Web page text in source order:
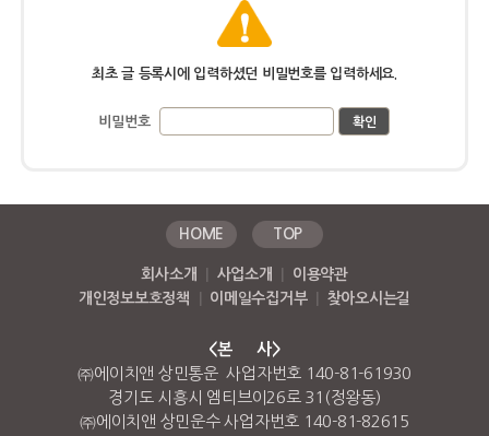
최초 글 등록시에 입력하셨던 비밀번호를 입력하세요.
비밀번호
HOME TOP
회사소개 사업소개
이용약관
개인정보보호정책
이메일수집거부 찾아오시는길
<본 사>
㈜에이치앤 상민통운 사업자번호 140-81-61930
경기도 시흥시 엠티브이26로 31(정왕동)
㈜에이치앤 상민운수 사업자번호 140-81-82615